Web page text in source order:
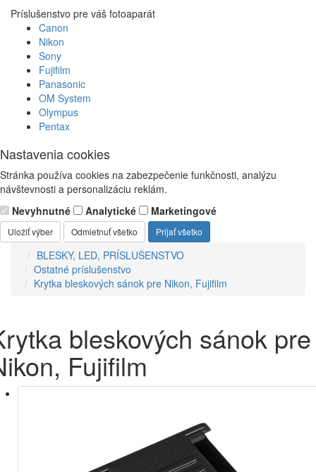
Príslušenstvo pre váš fotoaparát
Canon
Nikon
Sony
Fujifilm
Panasonic
OM System
Olympus
Pentax
Nastavenia cookies
Stránka používa cookies na zabezpečenie funkčnosti, analýzu
návštevnosti a personalizáciu reklám.
Nevyhnutné
Analytické Marketingové
Uložiť výber Odmietnuť všetko Prijať všetko
BLESKY, LED, PRÍSLUŠENSTVO
Ostatné príslušenstvo
Krytka bleskových sánok pre Nikon, Fujifilm
bleskových sánok pre
Fujifilm